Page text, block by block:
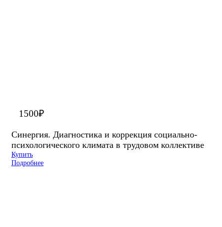
1500₽
Синергия. Диагностика и коррекция социально-
психологического климата в трудовом коллективе
Купить
Подробнее